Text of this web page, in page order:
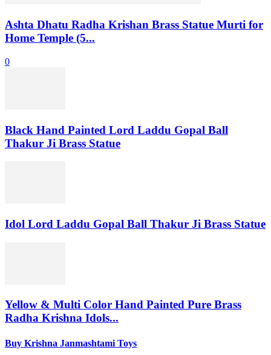
Ashta Dhatu Radha Krishan Brass Statue Murti for
Home Temple (5...
0
Black Hand Painted Lord Laddu Gopal Ball
Thakur Ji Brass Statue
Idol Lord Laddu Gopal Ball Thakur Ji Brass Statue
Yellow & Multi Color Hand Painted Pure Brass
Radha Krishna Idols...
Buy Krishna Janmashtami Toys